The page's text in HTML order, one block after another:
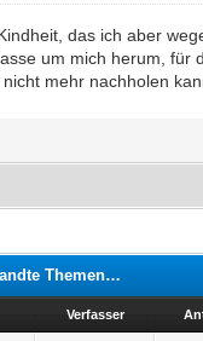
das ich aber
um mich herum,
mehr nachholen
Themen…
Verfasser